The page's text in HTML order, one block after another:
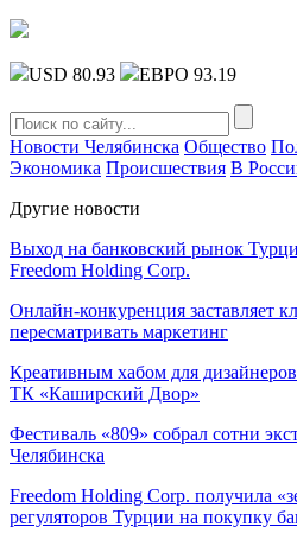
USD 80.93 ЕВРО 93.19
Новости Челябинска Общество
Экономика Происшествия В
Другие новости
Выход на банковский рынок
Freedom Holding Corp.
Онлайн-конкуренция заставляет
пересматривать маркетинг
Креативным хабом для
ТК «Каширский Двор»
Фестиваль «809» собрал сотни
Челябинска
Freedom Holding Corp. получила
регуляторов Турции на покупку